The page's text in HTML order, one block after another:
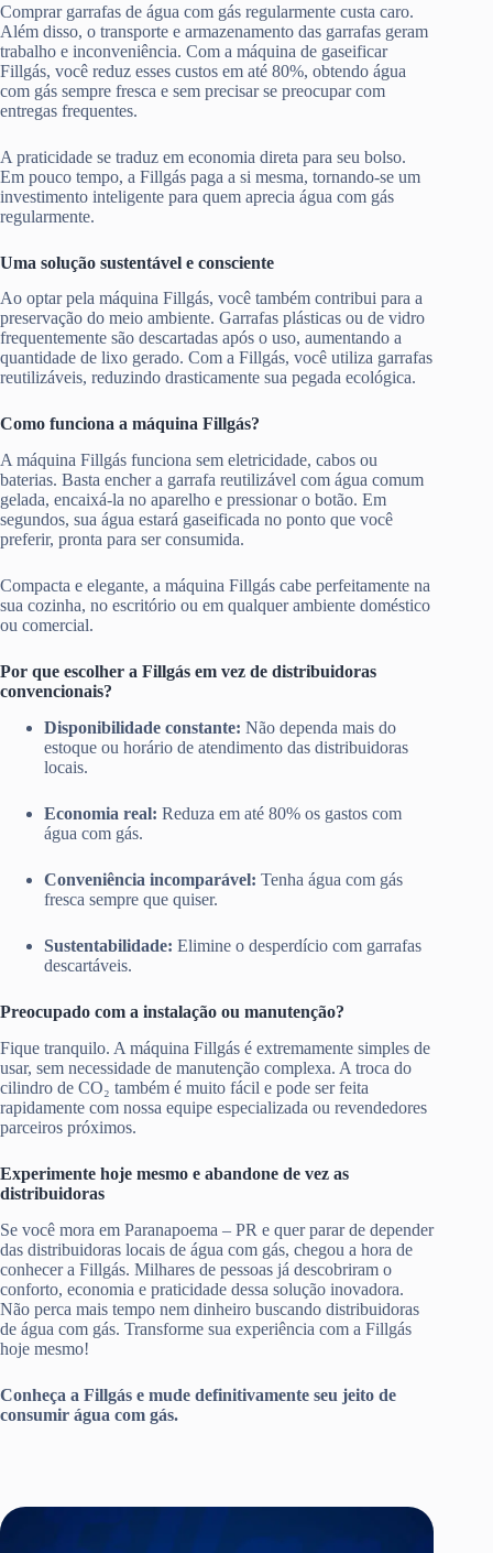
Comprar garrafas de água com gás regularmente custa caro.
Além disso, o transporte e armazenamento das garrafas geram
trabalho e inconveniência. Com a máquina de gaseificar
Fillgás, você reduz esses custos em até 80%, obtendo água
com gás sempre fresca e sem precisar se preocupar com
entregas frequentes.
A praticidade se traduz em economia direta para seu bolso.
Em pouco tempo, a Fillgás paga a si mesma, tornando-se um
investimento inteligente para quem aprecia água com gás
regularmente.
Uma solução sustentável e consciente
Ao optar pela máquina Fillgás, você também contribui para a
preservação do meio ambiente. Garrafas plásticas ou de vidro
frequentemente são descartadas após o uso, aumentando a
quantidade de lixo gerado. Com a Fillgás, você utiliza garrafas
reutilizáveis, reduzindo drasticamente sua pegada ecológica.
Como funciona a máquina Fillgás?
A máquina Fillgás funciona sem eletricidade, cabos ou
baterias. Basta encher a garrafa reutilizável com água comum
gelada, encaixá-la no aparelho e pressionar o botão. Em
segundos, sua água estará gaseificada no ponto que você
preferir, pronta para ser consumida.
Compacta e elegante, a máquina Fillgás cabe perfeitamente na
sua cozinha, no escritório ou em qualquer ambiente doméstico
ou comercial.
Por que escolher a Fillgás em vez de distribuidoras
convencionais?
Disponibilidade constante: Não dependa mais do
estoque ou horário de atendimento das distribuidoras
locais.
Economia real: Reduza em até 80% os gastos com
água com gás.
Conveniência incomparável: Tenha água com gás
fresca sempre que quiser.
Sustentabilidade: Elimine o desperdício com garrafas
descartáveis.
Preocupado com a instalação ou manutenção?
Fique tranquilo. A máquina Fillgás é extremamente simples de
usar, sem necessidade de manutenção complexa. A troca do
cilindro de CO₂ também é muito fácil e pode ser feita
rapidamente com nossa equipe especializada ou revendedores
parceiros próximos.
Experimente hoje mesmo e abandone de vez as
distribuidoras
Se você mora em Paranapoema – PR e quer parar de depender
das distribuidoras locais de água com gás, chegou a hora de
conhecer a Fillgás. Milhares de pessoas já descobriram o
conforto, economia e praticidade dessa solução inovadora.
Não perca mais tempo nem dinheiro buscando distribuidoras
de água com gás. Transforme sua experiência com a Fillgás
hoje mesmo!
Conheça a Fillgás e mude definitivamente seu jeito de
consumir água com gás.